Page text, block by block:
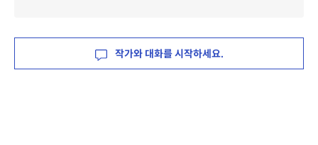
작가와 대화를 시작하세요.